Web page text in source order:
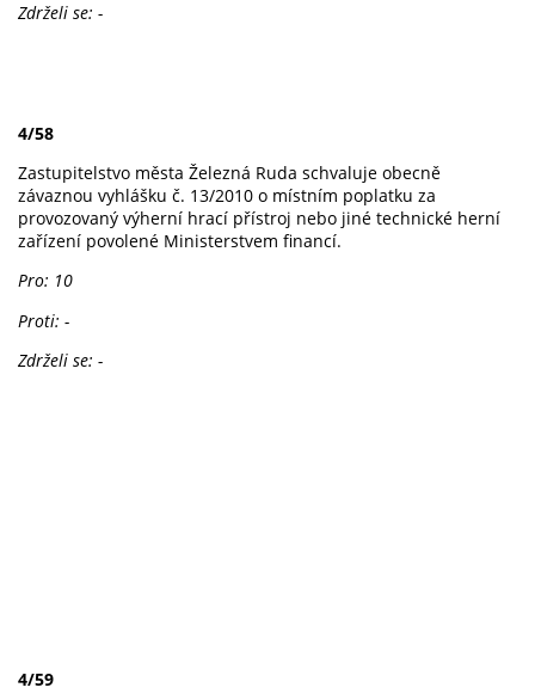
Zdrželi se: -
4/58
Zastupitelstvo města Železná Ruda schvaluje obecně
závaznou vyhlášku č. 13/2010 o místním poplatku za
provozovaný výherní hrací přístroj nebo jiné technické herní
zařízení povolené Ministerstvem financí.
Pro: 10
Proti: -
Zdrželi se: -
4/59